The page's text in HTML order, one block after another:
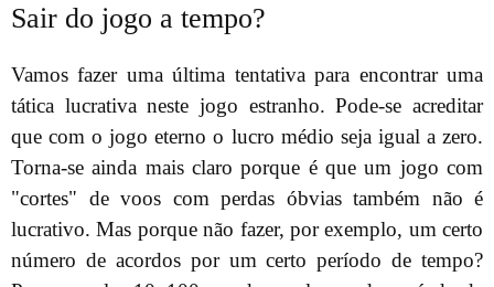
Sair do jogo a tempo?
Vamos fazer uma última tentativa para encontrar uma
tática lucrativa neste jogo estranho. Pode-se acreditar
que com o jogo eterno o lucro médio seja igual a zero.
Torna-se ainda mais claro porque é que um jogo com
"cortes" de voos com perdas óbvias também não é
lucrativo. Mas porque não fazer, por exemplo, um certo
número de acordos por um certo período de tempo?